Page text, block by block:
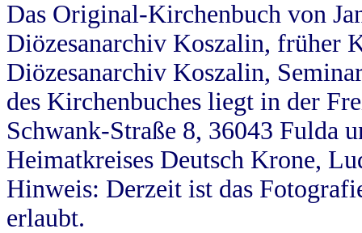
Das Original-Kirchenbuch von
Diözesanarchiv Koszalin, früher
Diözesanarchiv Koszalin,
des Kirchenbuches liegt in der
Schwank-Straße 8, 36043 Fulda
Heimatkreises Deutsch Krone,
Hinweis: Derzeit ist das
erlaubt.